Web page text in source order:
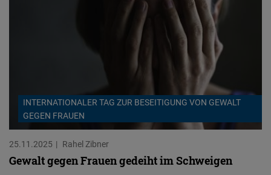
INTERNATIONALER TAG ZUR BESEITIGUNG VON GEWALT
GEGEN FRAUEN
25.11.2025 Rahel Zibner
Gewalt gegen Frauen gedeiht im Schweigen